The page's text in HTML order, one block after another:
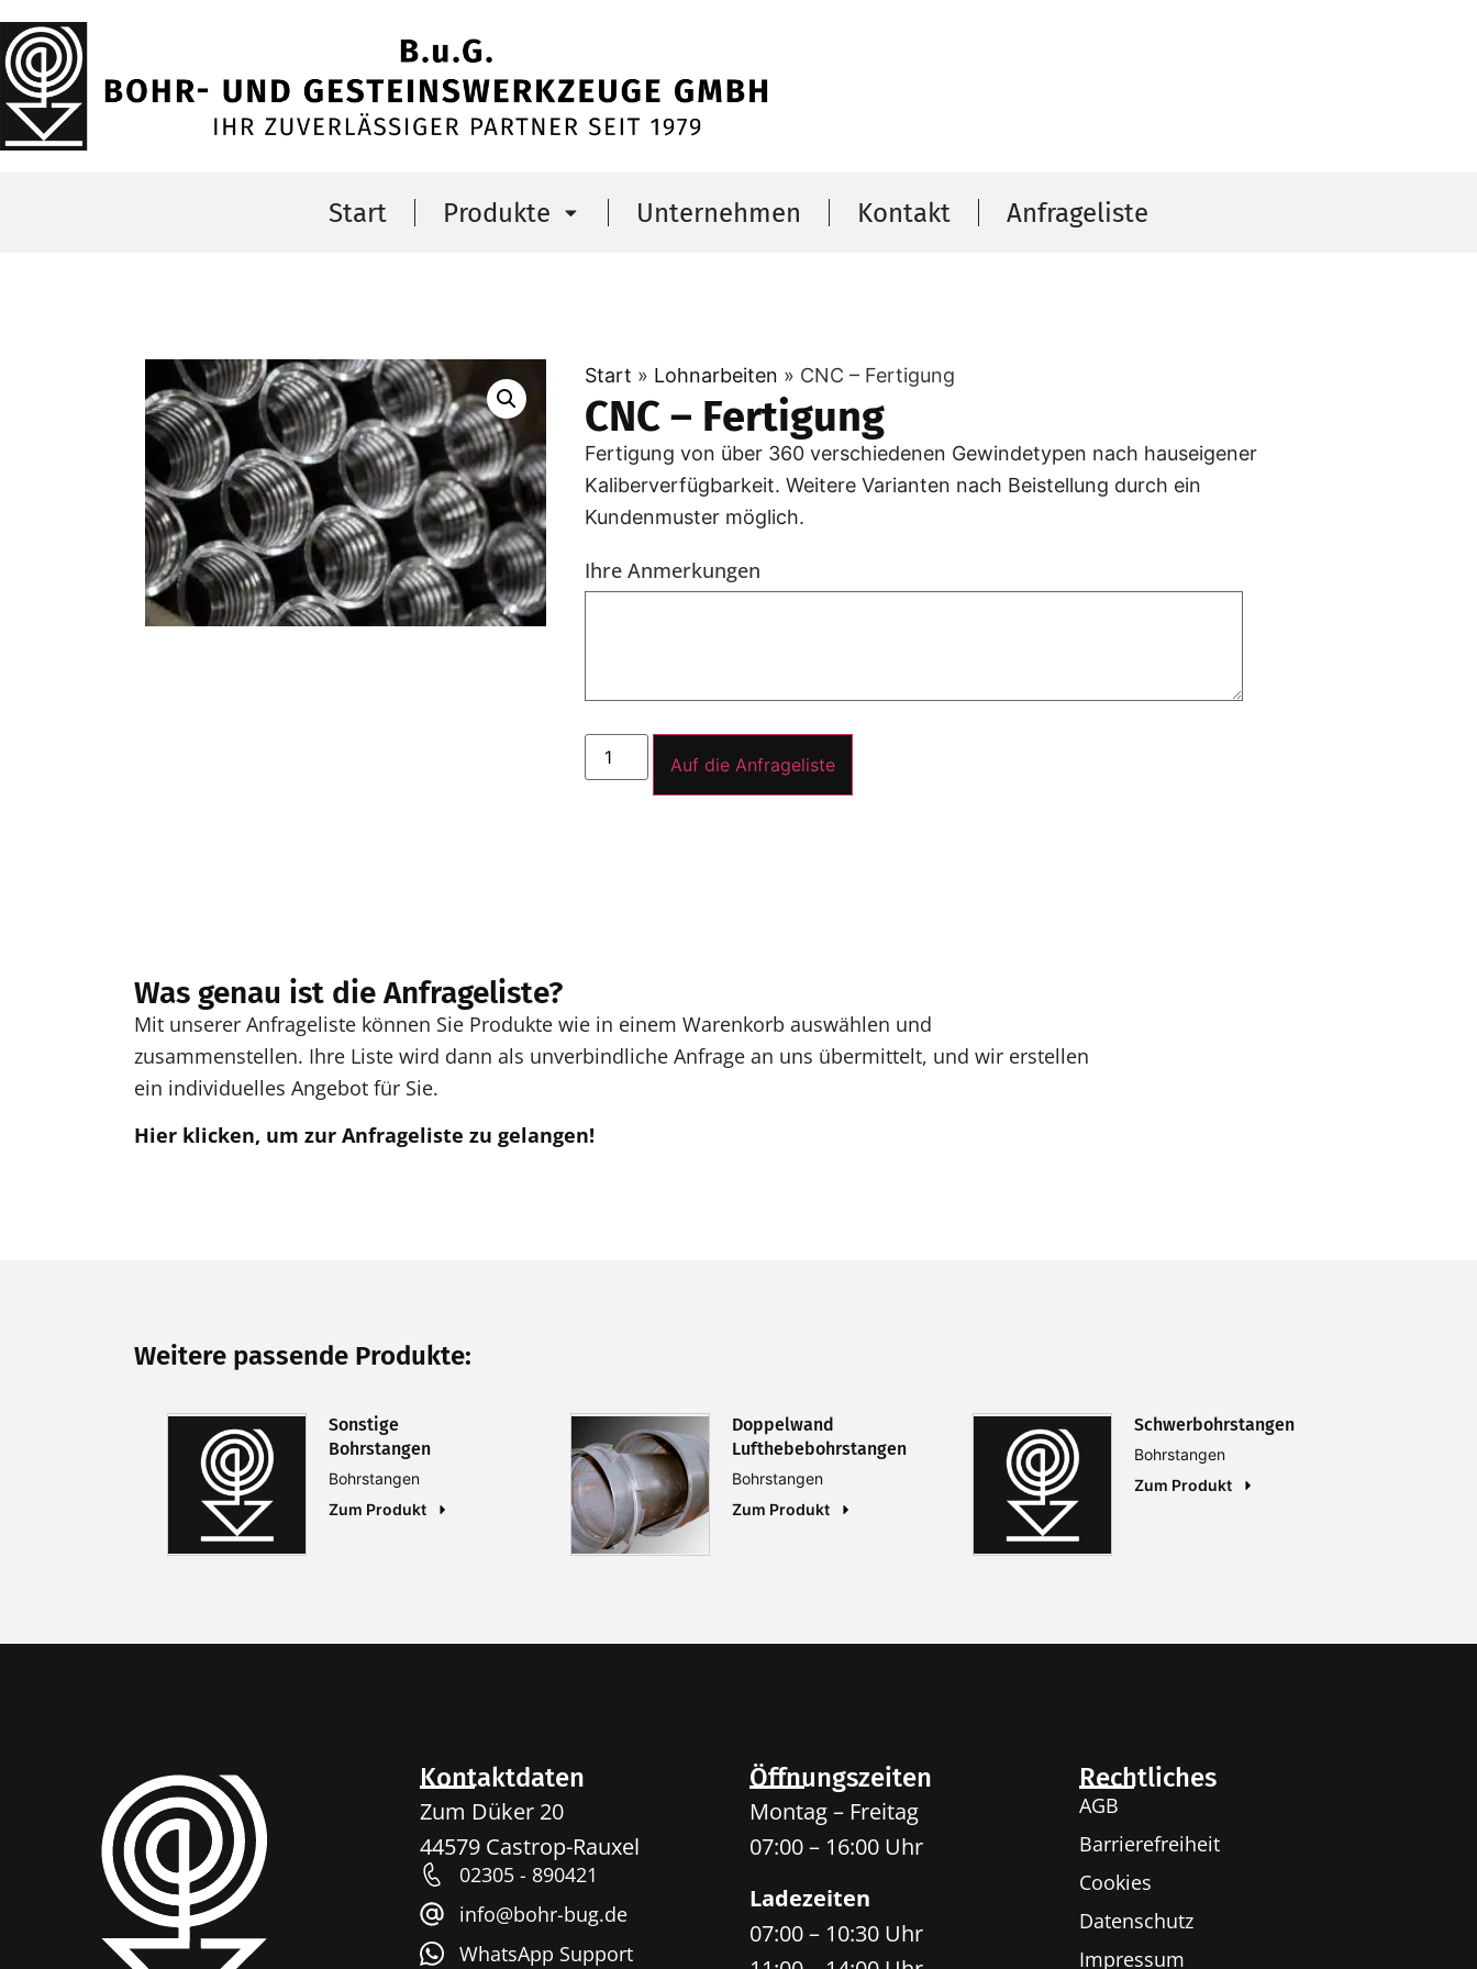
Start Produkte Unternehmen Kontakt Anfrageliste
Start » Lohnarbeiten » CNC – Fertigung
CNC – Fertigung
Fertigung von über 360 verschiedenen Gewindetypen nach hauseigener
Kaliberverfügbarkeit. Weitere Varianten nach Beistellung durch ein
Kundenmuster möglich.
Ihre Anmerkungen
Auf die Anfrageliste
Was genau ist die Anfrageliste?
Mit unserer Anfrageliste können Sie Produkte wie in einem Warenkorb auswählen und
zusammenstellen. Ihre Liste wird dann als unverbindliche Anfrage an uns übermittelt, und wir erstellen
ein individuelles Angebot für Sie.
Hier klicken, um zur Anfrageliste zu gelangen!
Weitere passende Produkte:
Sonstige
Bohrstangen
Bohrstangen
Zum Produkt
Doppelwand
Lufthebebohrstangen
Bohrstangen
Zum Produkt
Schwerbohrstangen
Bohrstangen
Zum Produkt
Kontaktdaten
Zum Düker 20
44579 Castrop-Rauxel
02305 - 890421
info@bohr-bug.de
WhatsApp Support
Öffnungszeiten
Montag – Freitag
07:00 – 16:00 Uhr
Ladezeiten
07:00 – 10:30 Uhr
Rechtliches
AGB
Barrierefreiheit
Cookies
Datenschutz
Impressum